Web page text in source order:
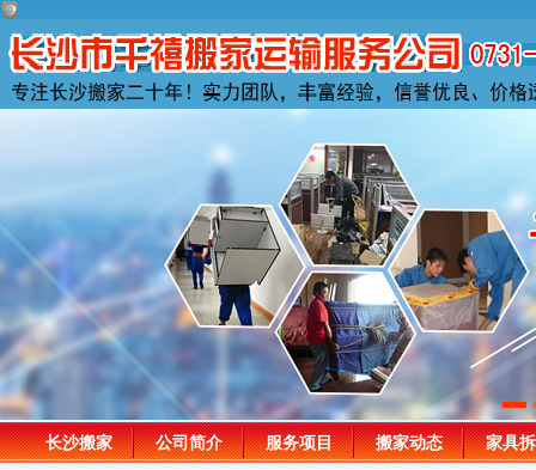
长沙搬家 公司简介 服务项目 搬家动态 家具